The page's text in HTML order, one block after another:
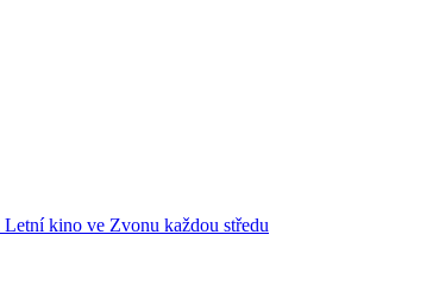
Letní kino ve Zvonu každou středu